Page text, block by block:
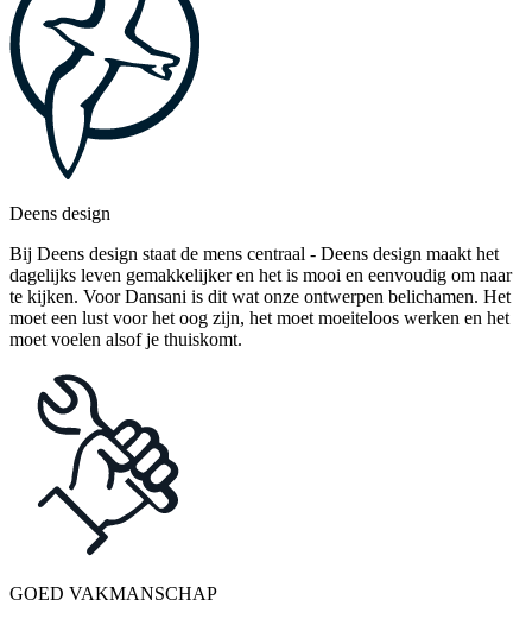
Deens design
Bij Deens design staat de mens centraal - Deens design maakt het
dagelijks leven gemakkelijker en het is mooi en eenvoudig om naar
te kijken. Voor Dansani is dit wat onze ontwerpen belichamen. Het
moet een lust voor het oog zijn, het moet moeiteloos werken en het
moet voelen alsof je thuiskomt.
GOED VAKMANSCHAP